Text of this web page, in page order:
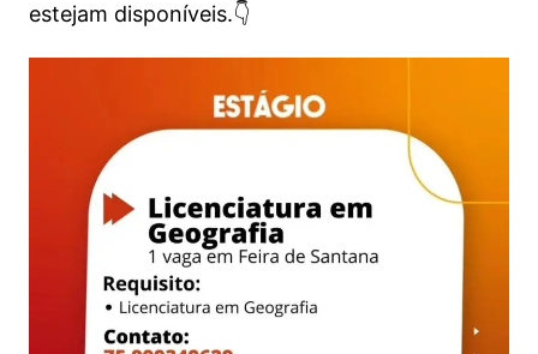
estejam disponíveis.👇